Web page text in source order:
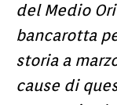
del Medio
bancarotta
storia a
cause di